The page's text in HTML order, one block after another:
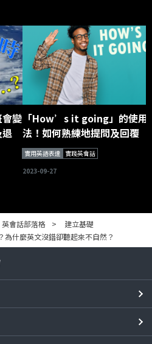
變 「How’s it going」的使用
法！如何熟練地提問及回覆
實用英語表達 實踐英會話
2023-09-27
會話部落格
建立基礎
為什麼英文沒錯卻聽起來不自然？